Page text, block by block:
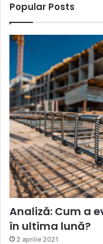
Popular Posts
Analiză: Cum a
în ultima lună?
2 aprilie 2021